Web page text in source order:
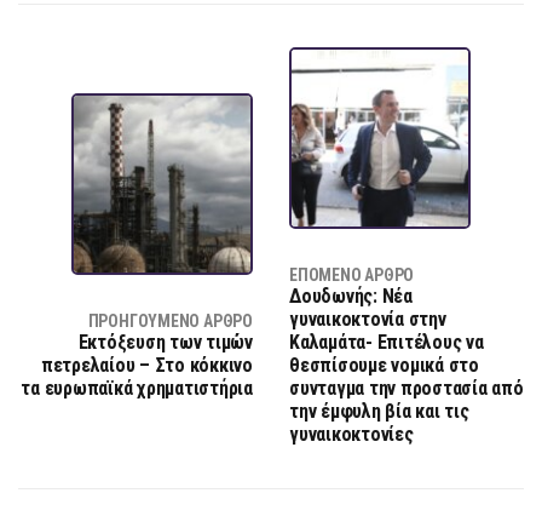
ΠΡΟΗΓΟΎΜΕΝΟ ΆΡΘΡΟ
Εκτόξευση των τιμών
πετρελαίου – Στο κόκκινο
τα ευρωπαϊκά χρηματιστήρια
ΕΠΌΜΕΝΟ ΆΡΘΡΟ
Δουδωνής: Νέα
γυναικοκτονία στην
Καλαμάτα- Επιτέλους να
θεσπίσουμε νομικά στο
συνταγμα την προστασία από
την έμφυλη βία και τις
γυναικοκτονίες